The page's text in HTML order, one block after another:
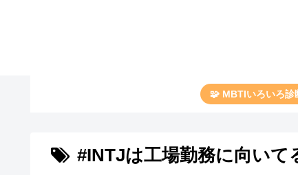
🧩 MBTIいろいろ診
#INTJは工場勤務に向いて